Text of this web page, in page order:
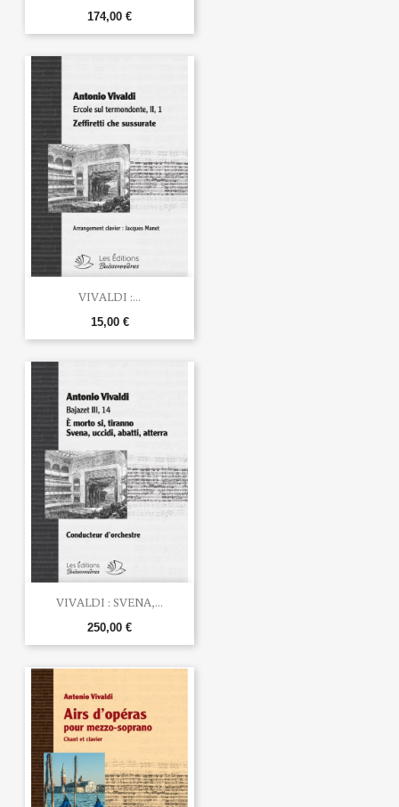
174,00 €
VIVALDI :...
15,00 €
VIVALDI : SVENA,...
250,00 €